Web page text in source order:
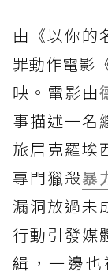
由《以你的
罪動作電影
映。電影由
事描述一名
旅居克羅埃
專門獵殺暴
漏洞放過未
行動引發媒
緝，一邊